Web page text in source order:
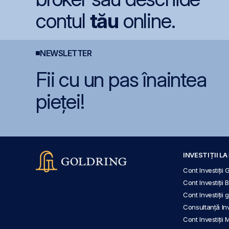
contul tău online.
NEWSLETTER
Fii cu un pas înaintea
pieței!
INVESTIȚII LA
Cont Investiții
Cont Investiții
Cont Investiții
Consultanță
Cont Investiții